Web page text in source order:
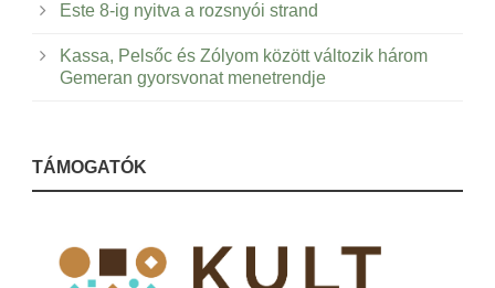
Este 8-ig nyitva a rozsnyói strand
Kassa, Pelsőc és Zólyom között változik három
Gemeran gyorsvonat menetrendje
TÁMOGATÓK